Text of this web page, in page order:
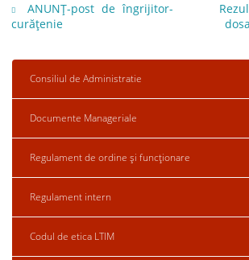
ANUNŢ-post de îngrijitor-
curățenie
Consiliul de Administratie
Documente Manageriale
Regulament de ordine și funcționare
Regulament intern
Codul de etica LTIM